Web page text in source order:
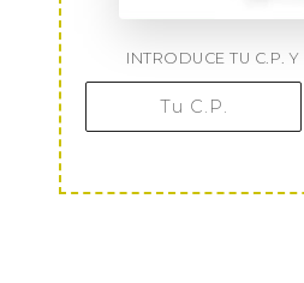
INTRODUCE TU C.P. Y